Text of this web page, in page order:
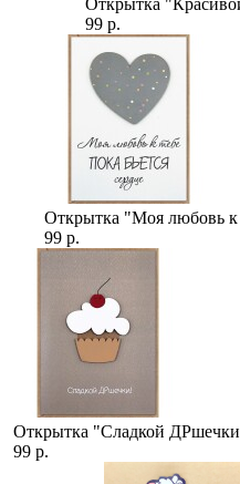
Открытка
99 р.
Открытка "Моя любовь к
99 р.
Открытка "Сладкой
99 р.